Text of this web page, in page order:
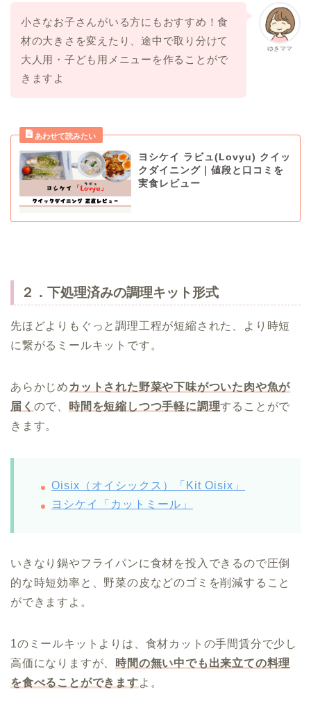
ゆきママ
小さなお子さんがいる方にもおすすめ！食
材の大きさを変えたり、途中で取り分けて
大人用・子ども用メニューを作ることがで
きますよ
ヨシケイ ラビュ(Lovyu) クイッ
クダイニング｜値段と口コミを
実食レビュー
２．下処理済みの調理キット形式
先ほどよりもぐっと調理工程が短縮された、より時短
に繋がるミールキットです。
あらかじめ カットされた野菜や下味がついた肉や魚が
届く ので、 時間を短縮しつつ手軽に調理することがで
きます。
Oisix（オイシックス）「Kit Oisix」
ヨシケイ「カットミール」
いきなり鍋やフライパンに食材を投入できるので圧倒
的な時短効率と、野菜の皮などのゴミを削減すること
ができますよ。
1のミールキットよりは、食材カットの手間賃分で少し
高価になりますが、
時間の無い中でも出来立ての料理
を食べることができますよ。